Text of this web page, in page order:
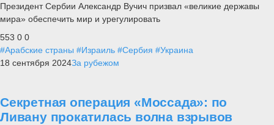
Президент Сербии Александр Вучич призвал «великие державы
мира» обеспечить мир и урегулировать
553 0 0
#Арабские страны #Израиль #Сербия #Украина
18 сентября 2024За рубежом
Секретная операция «Моссада»: по
Ливану прокатилась волна взрывов